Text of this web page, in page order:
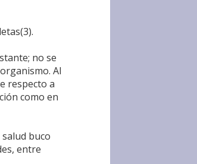
no se
Al
respecto a
como en
buco
entre